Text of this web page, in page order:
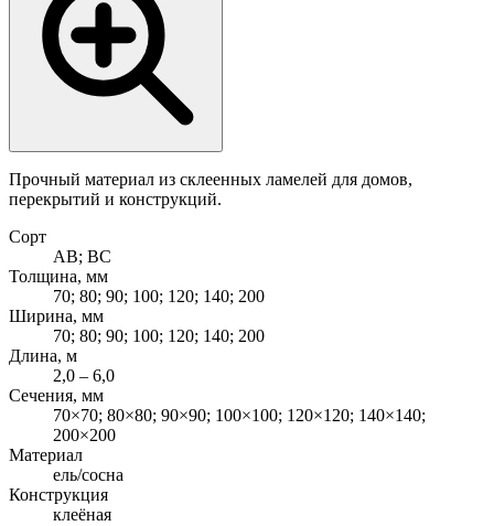
Прочный материал из склеенных ламелей для домов,
перекрытий и конструкций.
Сорт
AB; BC
Толщина, мм
70; 80; 90; 100; 120; 140; 200
Ширина, мм
70; 80; 90; 100; 120; 140; 200
Длина, м
2,0 – 6,0
Сечения, мм
70×70; 80×80; 90×90; 100×100; 120×120; 140×140;
200×200
Материал
ель/сосна
Конструкция
клеёная